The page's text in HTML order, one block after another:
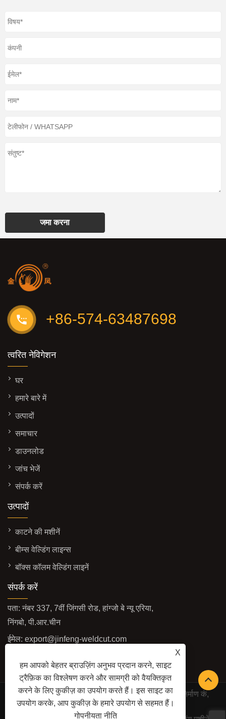
जमा करना
X
हम आपको बेहतर ब्राउज़िंग अनुभव प्रदान करने, साइट
ट्रैफ़िक का विश्लेषण करने और सामग्री को वैयक्तिकृत
करने के लिए कुकीज़ का उपयोग करते हैं। इस साइट का
उपयोग करके, आप कुकीज़ के हमारे उपयोग से सहमत हैं।
गोपनीयता नीति
+86-574-63487698
त्वरित नेविगेशन
घर
हमारे बारे में
उत्पादों
समाचार
डाउनलोड
जांच भेजें
संपर्क करें
उत्पादों
काटने की मशीनें
बीम्स वेल्डिंग लाइन्स
बॉक्स कॉलम वेल्डिंग लाइनें
संपर्क करें
पता: नंबर 337, 7वीं जिंगसी रोड, हांग्जो बे न्यू एरिया,
निंगबो, पी.आर.चीन
ईमेल: export@jinfeng-weldcut.com
टेलीफोन:
+86-574-63487698
कॉपीराइट © 2022 निंगबो जिनफेंग वेल्डिंग और कटिंग मशीनरी निर्माण कं,
लिमिटेड -